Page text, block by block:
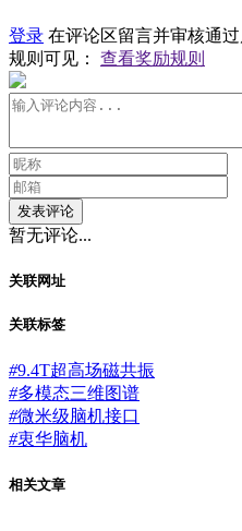
登录 在评论区留言并审核通
规则可见： 查看奖励规则
发表评论
暂无评论...
关联网址
关联标签
#9.4T超高场磁共振
#多模态三维图谱
#微米级脑机接口
#衷华脑机
相关文章